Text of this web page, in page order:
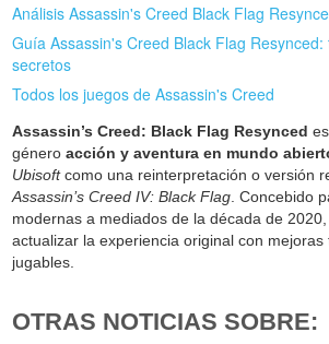
Análisis Assassin's Creed Black Flag
Guía Assassin's Creed Black Flag
secretos
Todos los juegos de Assassin's Creed
Assassin’s Creed: Black Flag Resynced
géneroacción y aventura en mundo
Ubisoftcomo una reinterpretación o versión
Assassin’s Creed IV: Black Flag. Concebido
modernas a mediados de la década de
actualizar la experiencia original con mejoras
jugables.
OTRAS NOTICIAS SOBRE: